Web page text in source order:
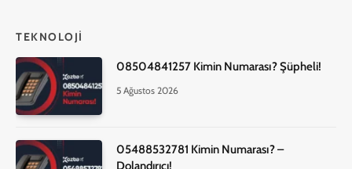
TEKNOLOJI
08504841257 Kimin Numarası? Şüpheli!
5 Ağustos 2026
05488532781 Kimin Numarası? –
Dolandırıcı!